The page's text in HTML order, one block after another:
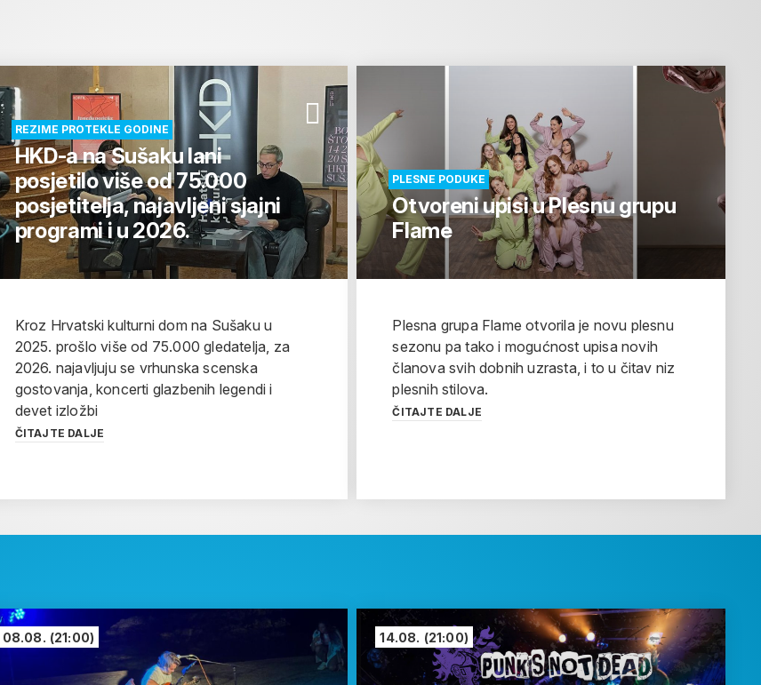
REZIME PROTEKLE GODINE
HKD-a na Sušaku lani
posjetilo više od 75.000
posjetitelja, najavljeni sjajni
programi i u 2026.
Kroz Hrvatski kulturni dom na Sušaku u
2025. prošlo više od 75.000 gledatelja, za
2026. najavljuju se vrhunska scenska
gostovanja, koncerti glazbenih legendi i
devet izložbi
ČITAJTE DALJE
PLESNE PODUKE
Otvoreni upisi u Plesnu grupu
Flame
Plesna grupa Flame otvorila je novu plesnu
sezonu pa tako i mogućnost upisa novih
članova svih dobnih uzrasta, i to u čitav niz
plesnih stilova.
ČITAJTE DALJE
08.08. (21:00) 14.08. (21:00)